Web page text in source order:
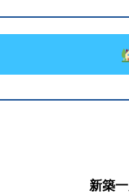
新築